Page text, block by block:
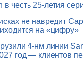
в честь 25-летия
не навредит
на «цифру»
4-нм линии
год — клиентов